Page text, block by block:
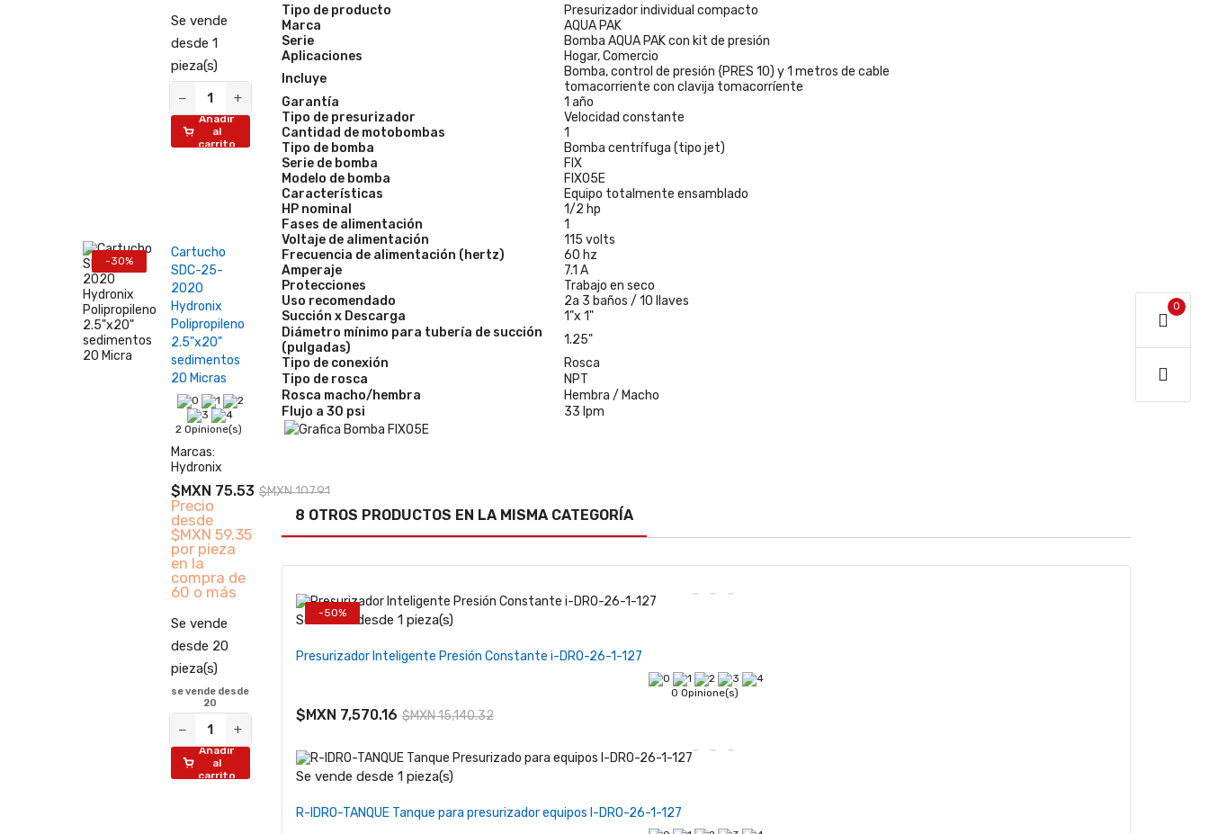
Se vende
desde 1
pieza(s)
−
+
Añadir
al
carrito
-30%
Cartucho
SDC-25-
2020
Hydronix
Polipropileno
2.5"x20"
sedimentos
20 Micras
2 Opinione(s)
Marcas:
Hydronix
$MXN 75.53 $MXN 107.91
Precio
desde
$MXN 59.35
por pieza
en la
compra de
60 o más
Se vende
desde 20
pieza(s)
se vende desde
20
− +
Añadir
al
carrito
Tipo de producto
Presurizador individual compacto
Marca
AQUA PAK
Serie
Bomba AQUA PAK con kit de presión
Aplicaciones
Hogar, Comercio
Incluye
Bomba, control de presión {PRES 10) y 1 metros de cable
tomacorriente con clavija tomacorríente
Garantía
1 año
Tipo de presurizador
Velocidad constante
Cantidad de motobombas
1
Tipo de bomba
Bomba centrífuga (tipo jet)
Serie de bomba
FIX
Modelo de bomba
FIX05E
Características
Equipo totalmente ensamblado
HP nominal
1/2 hp
Fases de alimentación
1
Voltaje de alimentación
115 volts
Frecuencia de alimentación (hertz)
60 hz
Amperaje
7.1 A
Protecciones
Trabajo en seco
Uso recomendado
2a 3 baños / 10 llaves
Succión x Descarga
1"x 1"
Diámetro mínimo para tubería de succión
(pulgadas)
1.25"
Tipo de conexión
Rosca
Tipo de rosca
NPT
Rosca macho/hembra
Hembra / Macho
Flujo a 30 psi
33 Ipm
8 OTROS PRODUCTOS EN LA MISMA CATEGORÍA
-50%
Se vende desde 1 pieza(s)
Presurizador Inteligente Presión Constante i-DRO-26-1-127
0 Opinione(s)
$MXN 7,570.16 $MXN 15,140.32
Se vende desde 1 pieza(s)
R-IDRO-TANQUE Tanque para presurizador equipos I-DRO-26-1-127
0